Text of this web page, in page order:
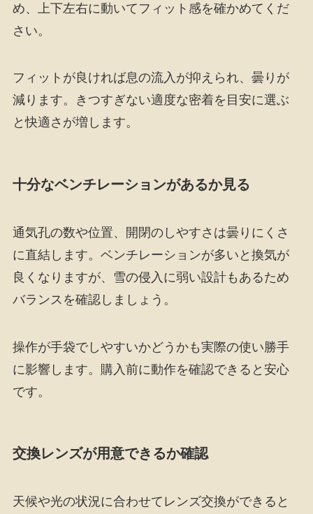
め、上下左右に動いてフィット感を確かめてくだ
さい。
フィットが良ければ息の流入が抑えられ、曇りが
減ります。きつすぎない適度な密着を目安に選ぶ
と快適さが増します。
十分なベンチレーションがあるか見る
通気孔の数や位置、開閉のしやすさは曇りにくさ
に直結します。ベンチレーションが多いと換気が
良くなりますが、雪の侵入に弱い設計もあるため
バランスを確認しましょう。
操作が手袋でしやすいかどうかも実際の使い勝手
に影響します。購入前に動作を確認できると安心
です。
交換レンズが用意できるか確認
天候や光の状況に合わせてレンズ交換ができると